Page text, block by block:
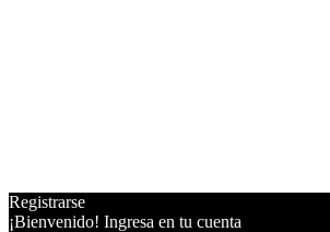
Registrarse
¡Bienvenido! Ingresa en tu cuenta